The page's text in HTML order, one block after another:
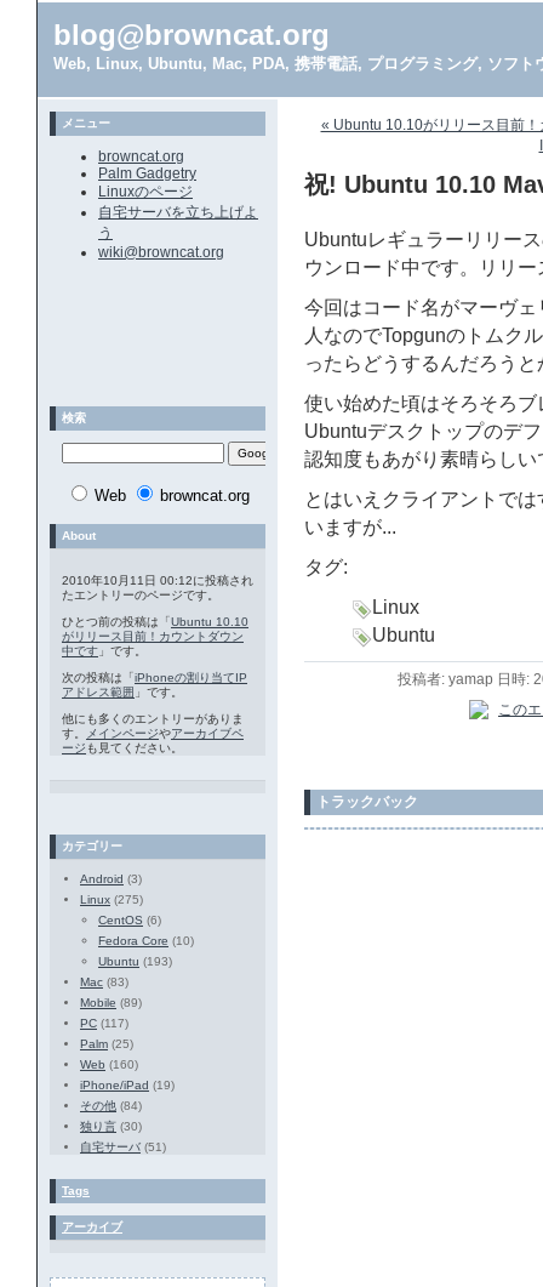
blog@browncat.org
Web, Linux, Ubuntu, Mac, PDA, 携帯電話, プログラミング, ソフト
« Ubuntu 10.10がリリース目前
祝! Ubuntu 10.10
Ubuntuレギュラーリリー
ウンロード中です。リリ
今回はコード名がマーヴ
人なのでTopgunのトムク
ったらどうするんだろう
使い始めた頃はそろそろ
Ubuntuデスクトップのデ
認知度もあがり素晴らしい
とはいえクライアントで
いますが...
タグ:
Linux
Ubuntu
投稿者: yamap 日時:
トラックバック
メニュー
browncat.org
Palm Gadgetry
Linuxのページ
自宅サーバを立ち上げよ
う
wiki@browncat.org
検索
Web browncat.org
About
2010年10月11日 00:12に投稿され
たエントリーのページです。
ひとつ前の投稿は「Ubuntu 10.10
がリリース目前！カウントダウン
中です 」です。
次の投稿は「iPhoneの割り当てIP
アドレス範囲 」です。
他にも多くのエントリーがありま
す。
メインページやアーカイブペ
ージ も見てください。
カテゴリー
Android (3)
Linux (275)
CentOS (6)
Fedora Core (10)
Ubuntu (193)
Mac (83)
Mobile (89)
PC (117)
Palm (25)
Web (160)
iPhone/iPad (19)
その他 (84)
独り言 (30)
自宅サーバ (51)
Tags
アーカイブ